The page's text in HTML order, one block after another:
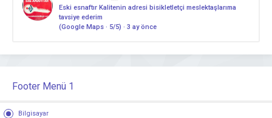
Eski esnaftır Kalitenin adresi bisikletletçi meslektaşlarıma
tavsiye ederim
(Google Maps · 5/5) · 3 ay önce
Footer Menü 1
Bilgisayar